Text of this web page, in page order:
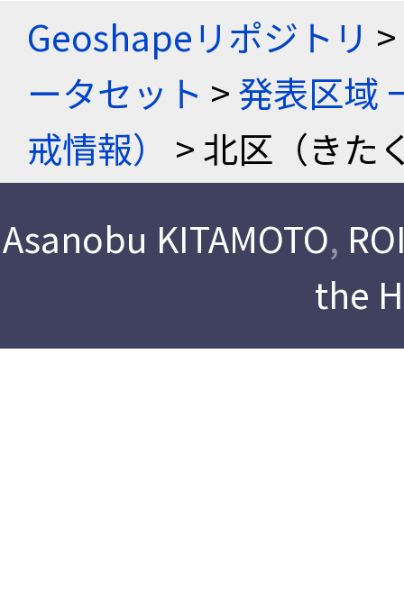
Geoshapeリポジトリ >
ータセット >発表区域
戒情報）
> 北区（きた
Asanobu KITAMOTO,
the